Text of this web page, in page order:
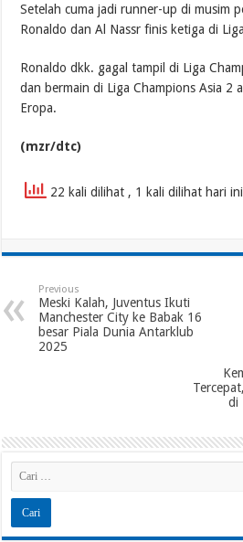
Setelah cuma jadi runner-up di musim
Ronaldo dan Al Nassr finis ketiga di
Ronaldo dkk. gagal tampil di Liga
dan bermain di Liga Champions Asia 2
Eropa.
(mzr/dtc)
22 kali dilihat , 1 kali dilihat hari ini
Previous
Meski Kalah, Juventus Ikuti
Manchester City ke Babak 16
besar Piala Dunia Antarklub
2025
di